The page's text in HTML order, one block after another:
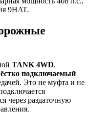
9HAT.
TANK 4WD,
подключаемый
Это не муфта и не
через раздаточную